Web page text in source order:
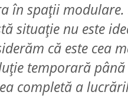
în spații modulare.
situație nu este
că este cea
temporară
completă a